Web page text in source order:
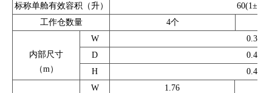
标称单舱有效容积（升）
60(1±2%)
工作仓数量
4个
内部尺寸
（m）
W
0.30
D
0.40
H
0.40
W
1.76